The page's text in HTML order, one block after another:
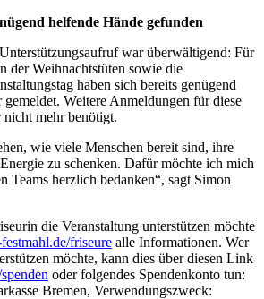
helfende Hände gefunden
war überwältigend: Für
der Weihnachtstüten sowie die
haben sich bereits genügend
Weitere Anmeldungen für diese
mehr benötigt.
wie viele Menschen bereit sind, ihre
zu schenken. Dafür möchte ich mich
Teams herzlich bedanken“, sagt Simon
die Veranstaltung unterstützen möchte
friseure alle Informationen. Wer
möchte, kann dies über diesen Link
oder folgendes Spendenkonto tun:
Bremen, Verwendungszweck: